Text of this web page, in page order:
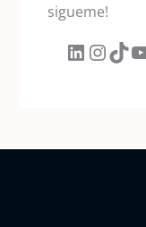
sigueme!